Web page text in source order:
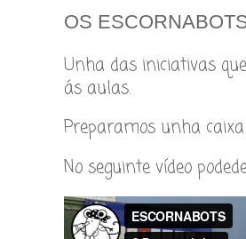
OS
Unha das iniciativas
ás aulas.
Preparamos unha
No seguinte vídeo